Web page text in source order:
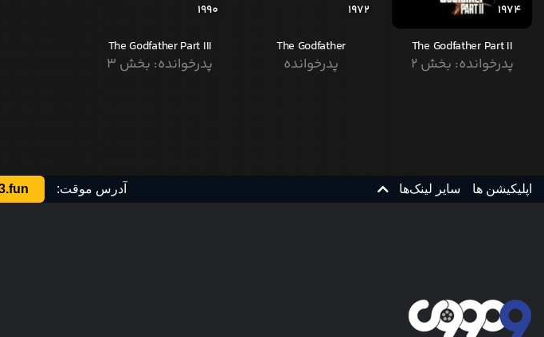
1974
The Godfather Part II
پدرخوانده: بخش ۲
1972
The Godfather
پدرخوانده
1990
The Godfather Part III
پدرخوانده: بخش ۳
اپلیکیشن ها سایر لینک‌ها آدرس موقت: